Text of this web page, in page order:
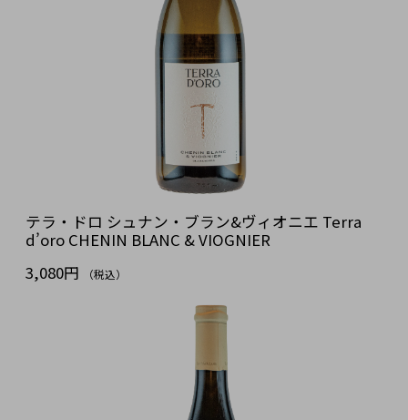
テラ・ドロ シュナン・ブラン&ヴィオニエ Terra
d’oro CHENIN BLANC & VIOGNIER
3,080円
（税込）